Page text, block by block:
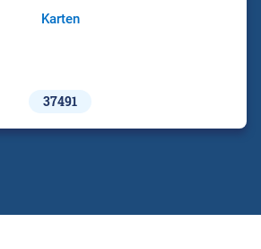
Karten
37491